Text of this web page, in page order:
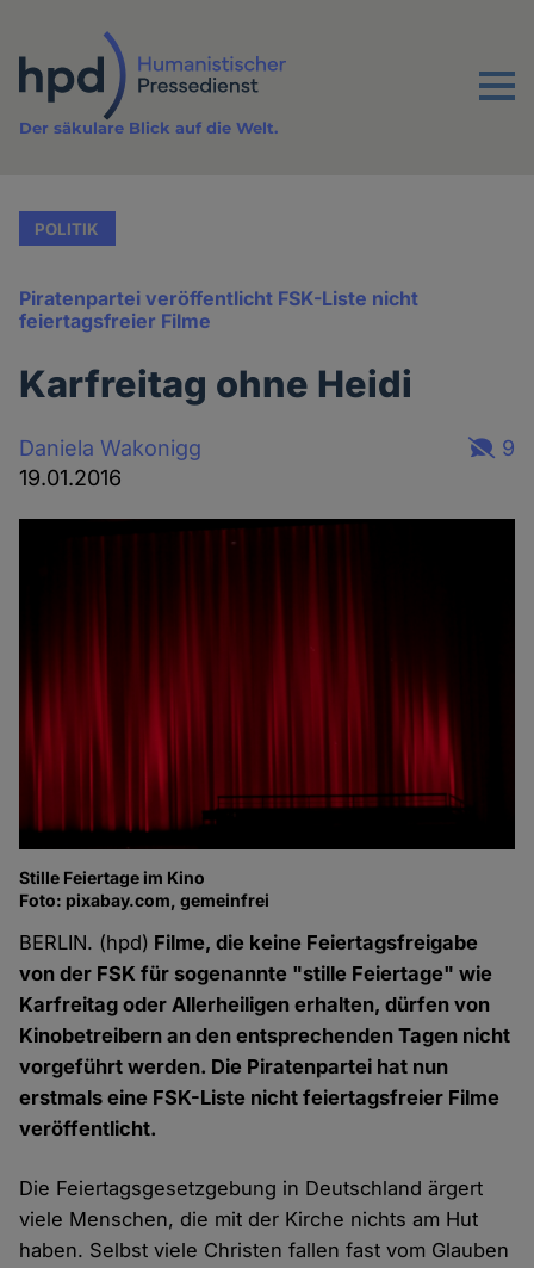
Inhalt
Menu
Der säkulare Blick auf die Welt.
POLITIK
Piratenpartei veröffentlicht FSK-Liste nicht
feiertagsfreier Filme
Karfreitag ohne Heidi
Daniela Wakonigg
19.01.2016
9
Stille Feiertage im Kino
Foto: pixabay.com, gemeinfrei
BERLIN. (hpd) Filme, die keine Feiertagsfreigabe
von der FSK für sogenannte "stille Feiertage" wie
Karfreitag oder Allerheiligen erhalten, dürfen von
Kinobetreibern an den entsprechenden Tagen nicht
vorgeführt werden. Die Piratenpartei hat nun
erstmals eine FSK-Liste nicht feiertagsfreier Filme
veröffentlicht.
Die Feiertagsgesetzgebung in Deutschland ärgert
viele Menschen, die mit der Kirche nichts am Hut
haben. Selbst viele Christen fallen fast vom Glauben